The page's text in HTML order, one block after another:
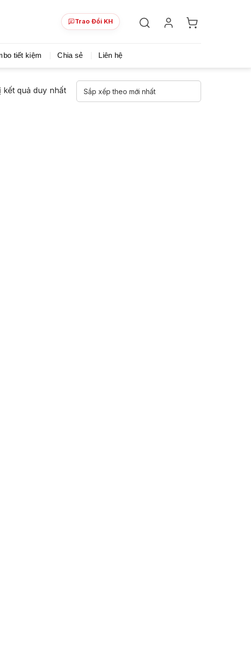
mỗi ngày! Chia sẻ khoá học giá rẻ cho những ai hạn hẹp
Trao Đổi KH
tiết kiệm Chia sẻ Liên hệ
kết quả duy nhất